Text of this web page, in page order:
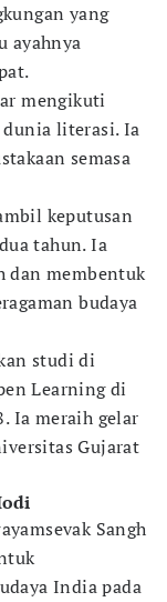
yang
ayahnya
mengikuti
literasi. Ia
semasa
keputusan
tahun. Ia
dan membentuk
budaya
studi di
Learning di
Ia meraih gelar
Gujarat
Sangh
India pada